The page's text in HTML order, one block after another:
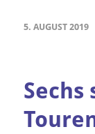
5. AUGUST 2019
Sechs